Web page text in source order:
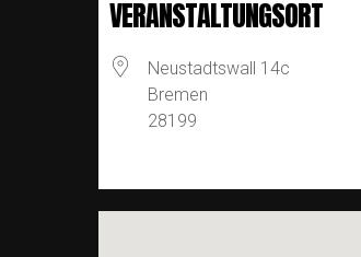
VERANSTALTUNGSORT
Neustadtswall 14c
Bremen
28199